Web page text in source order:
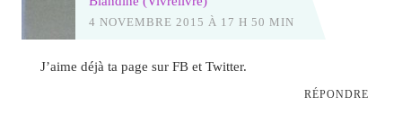
4 NOVEMBRE 2015 À 17 H 50 MIN
J’aime déjà ta page sur FB et Twitter.
RÉPONDRE